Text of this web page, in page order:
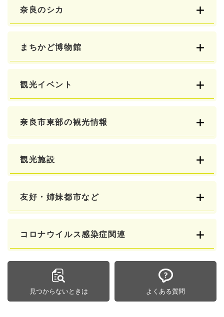
奈良のシカ
まちかど博物館
観光イベント
奈良市東部の観光情報
観光施設
友好・姉妹都市など
コロナウイルス感染症関連
見つからないときは よくある質問